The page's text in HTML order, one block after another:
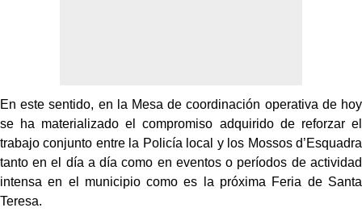
En este sentido, en la Mesa de coordinación operativa de hoy
se ha materializado el compromiso adquirido de reforzar el
trabajo conjunto entre la Policía local y los Mossos d’Esquadra
tanto en el día a día como en eventos o períodos de actividad
intensa en el municipio como es la próxima Feria de Santa
Teresa.